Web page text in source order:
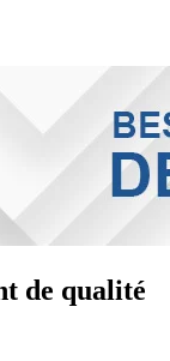
de qualité